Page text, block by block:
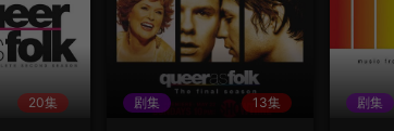
20集 剧集 13集 剧集